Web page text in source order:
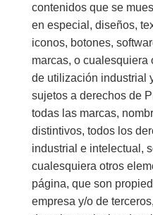
contenidos que se
en especial, diseños,
iconos, botones,
marcas, o
de utilización industrial
sujetos a derechos de
todas las marcas,
distintivos, todos los
industrial e intelectual,
cualesquiera otros
página, que son
empresa y/o de